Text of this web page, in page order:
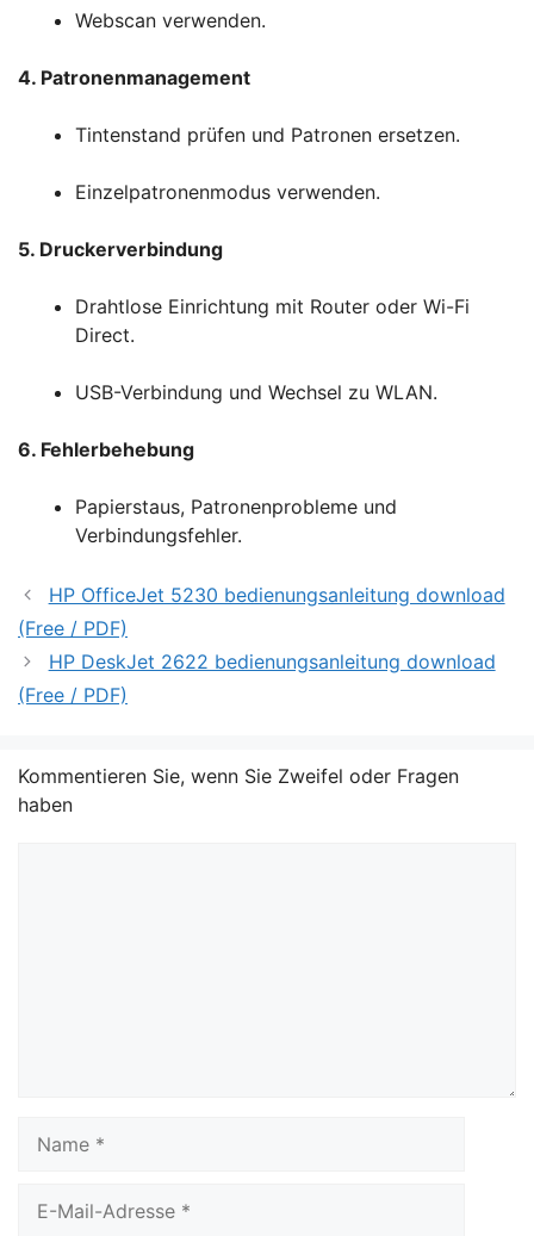
Webscan verwenden.
4. Patronenmanagement
Tintenstand prüfen und Patronen ersetzen.
Einzelpatronenmodus verwenden.
5. Druckerverbindung
Drahtlose Einrichtung mit Router oder Wi-Fi
Direct.
USB-Verbindung und Wechsel zu WLAN.
6. Fehlerbehebung
Papierstaus, Patronenprobleme und
Verbindungsfehler.
HP OfficeJet 5230 bedienungsanleitung download
(Free / PDF)
HP DeskJet 2622 bedienungsanleitung download
(Free / PDF)
Kommentieren Sie, wenn Sie Zweifel oder Fragen
haben
Mail-